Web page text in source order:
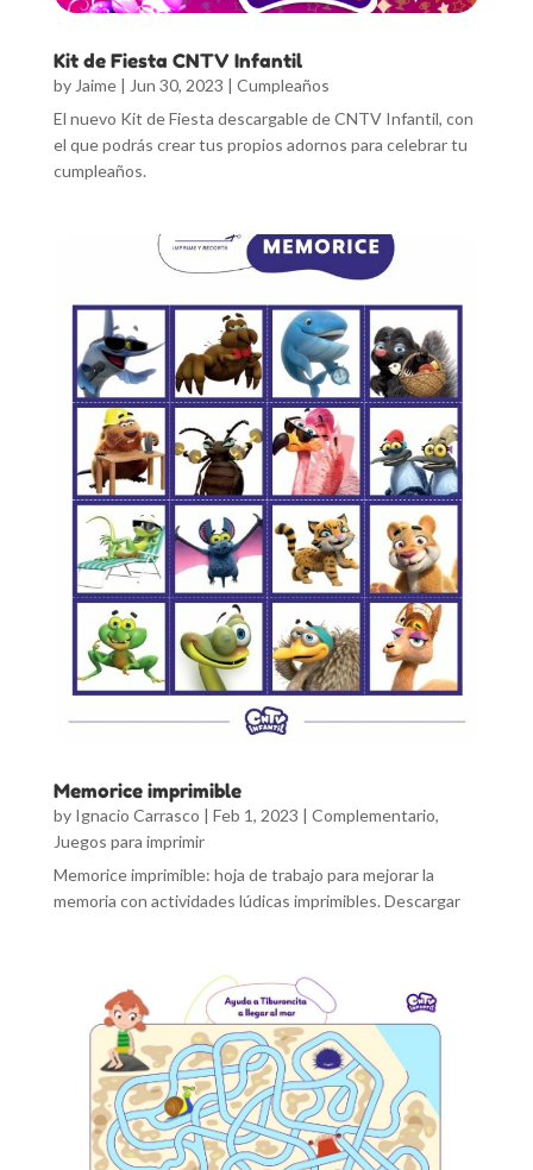
Kit de Fiesta CNTV Infantil
byJaime| Jun 30, 2023 | Cumpleaños
El nuevo Kit de Fiesta descargable de CNTV Infantil, con
el que podrás crear tus propios adornos para celebrar tu
cumpleaños.
Memorice imprimible
by Ignacio Carrasco | Feb 1, 2023 | Complementario,
Juegos para imprimir
Memorice imprimible: hoja de trabajo para mejorar la
memoria con actividades lúdicas imprimibles. Descargar